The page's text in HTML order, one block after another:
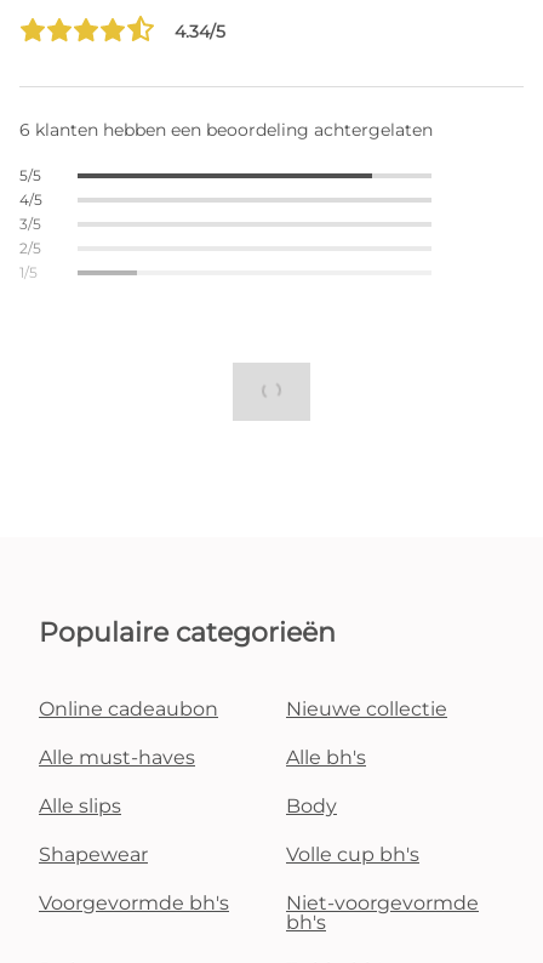
4.34/5
6 klanten hebben een beoordeling achtergelaten
5/5
4/5
3/5
2/5
1/5
Populaire categorieën
Online cadeaubon Nieuwe collectie
Alle must-haves Alle bh's
Alle slips Body
Shapewear Volle cup bh's
Voorgevormde bh's
Niet-voorgevormde
bh's